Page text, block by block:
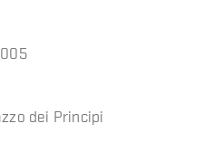
dei Principi